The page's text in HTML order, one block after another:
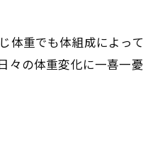
体重でも体組成によっ
の体重変化に一喜一憂